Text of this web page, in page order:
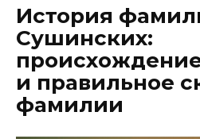
История
Сушинских:
и правильное
фамилии